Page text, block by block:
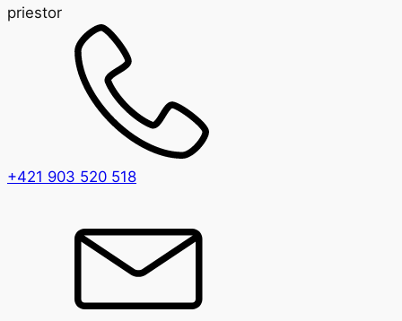
priestor
+421 903 520 518